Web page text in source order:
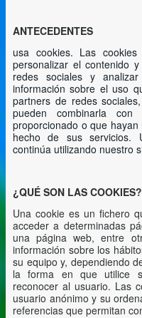
ANTECEDENTES
usa cookies. Las
personalizar el contenido
redes sociales y
información sobre el uso
partners de redes
pueden combinarla
proporcionado o que
hecho de sus servicios.
continúa utilizando nuestro
¿QUÉ SON LAS COOKIES?
Una cookie es un fichero
acceder a determinadas
una página web, entre
información sobre los
su equipo y, dependiendo
la forma en que utilice
reconocer al usuario. Las
usuario anónimo y su
referencias que permitan